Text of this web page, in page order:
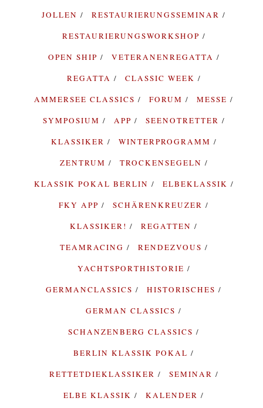
JOLLEN
RESTAURIERUNGSSEMINAR
RESTAURIERUNGSWORKSHOP
OPEN SHIP
VETERANENREGATTA
REGATTA
CLASSIC WEEK
AMMERSEE CLASSICS
FORUM
MESSE
SYMPOSIUM
APP
SEENOTRETTER
KLASSIKER
WINTERPROGRAMM
ZENTRUM
TROCKENSEGELN
KLASSIK POKAL BERLIN
ELBEKLASSIK
FKY APP
SCHÄRENKREUZER
KLASSIKER!
REGATTEN
TEAMRACING
RENDEZVOUS
YACHTSPORTHISTORIE
GERMANCLASSICS
HISTORISCHES
GERMAN CLASSICS
SCHANZENBERG CLASSICS
BERLIN KLASSIK POKAL
RETTETDIEKLASSIKER
SEMINAR
ELBE KLASSIK
KALENDER